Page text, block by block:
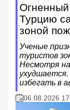
Огненный
Турцию
зоной
Ученые
туристов
Несмотря на
избегать в
06.08.2026